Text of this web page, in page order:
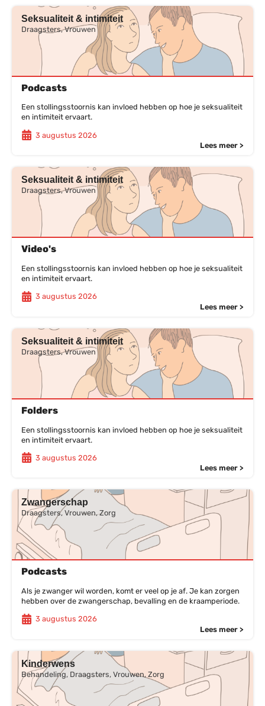
Seksualiteit & intimiteit
Draagsters, Vrouwen
Podcasts
Een stollingsstoornis kan invloed hebben op hoe je seksualiteit
en intimiteit ervaart.
3 augustus 2026
Lees meer >
Seksualiteit & intimiteit
Draagsters, Vrouwen
Video's
Een stollingsstoornis kan invloed hebben op hoe je seksualiteit
en intimiteit ervaart.
3 augustus 2026
Lees meer >
Seksualiteit & intimiteit
Draagsters, Vrouwen
Folders
Een stollingsstoornis kan invloed hebben op hoe je seksualiteit
en intimiteit ervaart.
3 augustus 2026
Lees meer >
Zwangerschap
Draagsters, Vrouwen, Zorg
Podcasts
Als je zwanger wil worden, komt er veel op je af. Je kan zorgen
hebben over de zwangerschap, bevalling en de kraamperiode.
3 augustus 2026
Lees meer >
Kinderwens
Behandeling, Draagsters, Vrouwen, Zorg